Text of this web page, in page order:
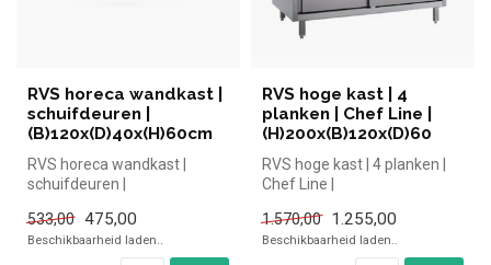
RVS horeca wandkast |
schuifdeuren |
(B)120x(D)40x(H)60cm
RVS horeca wandkast |
schuifdeuren |
533,00 475,00
Beschikbaarheid laden..
RVS hoge kast | 4
planken | Chef Line |
(H)200x(B)120x(D)60
RVS hoge kast | 4 planken |
Chef Line |
simpel en snel kop...
1.570,00 1.255,00
Beschikbaarheid laden..